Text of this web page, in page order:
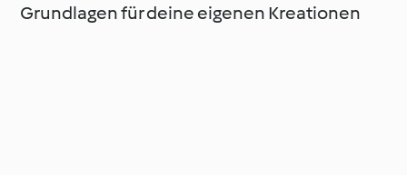
Grundlagen für deine eigenen Kreationen